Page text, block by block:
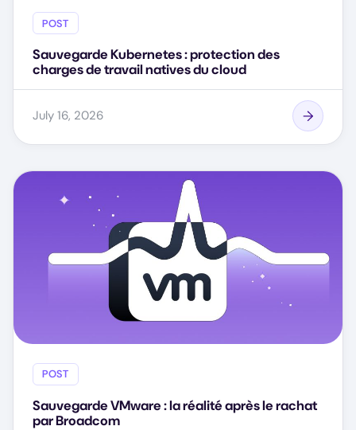
POST
Sauvegarde Kubernetes : protection des
charges de travail natives du cloud
July 16, 2026
POST
Sauvegarde VMware : la réalité après le rachat
par Broadcom